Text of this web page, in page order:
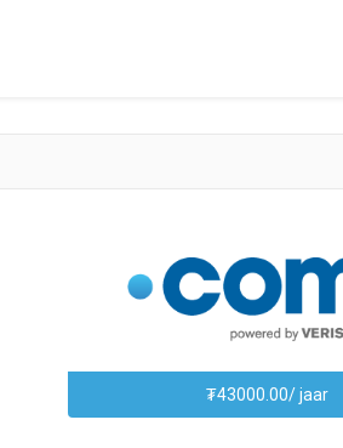
₮43000.00/ jaar